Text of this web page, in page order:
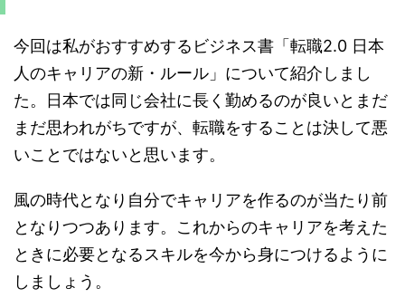
今回は私がおすすめするビジネス書「転職2.0 日本
人のキャリアの新・ルール」について紹介しまし
た。日本では同じ会社に長く勤めるのが良いとまだ
まだ思われがちですが、転職をすることは決して悪
いことではないと思います。
風の時代となり自分でキャリアを作るのが当たり前
となりつつあります。これからのキャリアを考えた
ときに必要となるスキルを今から身につけるように
しましょう。